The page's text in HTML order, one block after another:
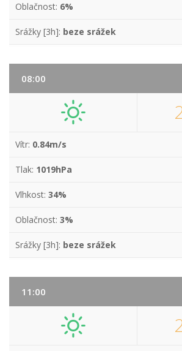
Oblačnost: 6%
Srážky [3h]: beze srážek
08:00
Vítr: 0.84m/s
Tlak: 1019hPa
Vlhkost: 34%
Oblačnost: 3%
Srážky [3h]: beze srážek
11:00